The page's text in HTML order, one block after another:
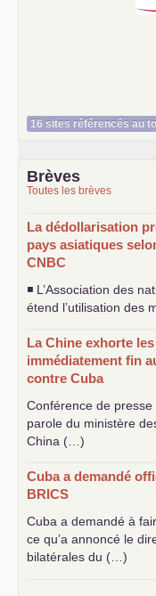
16 sites référencés au
Brèves
Toutes les brèves
La dédollarisation
pays asiatiques
CNBC
◾ L’Association des
étend l’utilisation des
La Chine exhorte
immédiatement fin
contre Cuba
Conférence de
parole du ministère
China (…)
Cuba a demandé
BRICS
Cuba a demandé à
ce qu’a annoncé le
bilatérales du (…)